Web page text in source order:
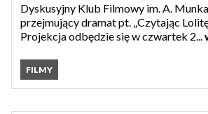
Dyskusyjny Klub Filmowy im. A.
przejmujący dramat pt. „Czytając Lolitę
Projekcja odbędzie się w czwartek 2...
FILMY